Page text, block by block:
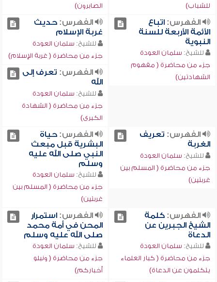
للشباب)
الصابرون)
الفهرس:اتباع
الأئمة الأربعة للسنة
النبوية
للشيخ: سلمان العودة
جزء من محاضرة ( مفهوم
الشهادتين)
الفهرس:حديث
غربة الإسلام
للشيخ: سلمان العودة
جزء من محاضرة ( غربة الإسلام)
الفهرس: تعرف إلى
الله
للشيخ: سلمان العودة
جزء من محاضرة ( الشهادة
الكبرى)
الفهرس: تعريف
الغربة
للشيخ: سلمان العودة
جزء من محاضرة ( المسلم بين
غربتين)
الفهرس:حياة
البشرية قبل مبعث
النبي صلى الله عليه
وسلم
للشيخ: سلمان العودة
جزء من محاضرة ( المسلم بين
غربتين)
الفهرس:كلمة
الشيخ الجبرين عن
الدعاة
للشيخ: سلمان العودة
جزء من محاضرة ( كبار العلماء
يتكلمون عن الدعاة)
الفهرس:استمرار
المحن في أمة محمد
صلى الله عليه وسلم
للشيخ: سلمان العودة
جزء من محاضرة ( ونبلو
أخباركم)